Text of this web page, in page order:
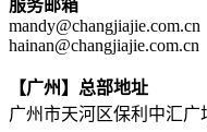
服务邮箱
mandy@changjiajie.com.cn
hainan@changjiajie.com.cn
【广州】总部地址
广州市天河区保利中汇广